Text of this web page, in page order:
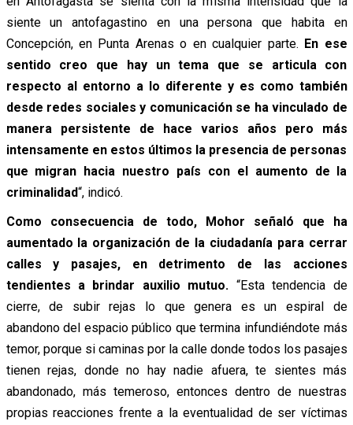
siente un antofagastino en una persona que habita en
Concepción, en Punta Arenas o en cualquier parte. En ese
sentido creo que hay un tema que se articula con
respecto al entorno a lo diferente y es como también
desde redes sociales y comunicación se ha vinculado de
manera persistente de hace varios años pero más
intensamente en estos últimos la presencia de personas
que migran hacia nuestro país con el aumento de la
criminalidad“, indicó.
Como consecuencia de todo, Mohor señaló que ha
aumentado la organización de la ciudadanía para cerrar
calles y pasajes, en detrimento de las acciones
tendientes a brindar auxilio mutuo. “Esta tendencia de
cierre, de subir rejas lo que genera es un espiral de
abandono del espacio público que termina infundiéndote más
temor, porque si caminas por la calle donde todos los pasajes
tienen rejas, donde no hay nadie afuera, te sientes más
abandonado, más temeroso, entonces dentro de nuestras
propias reacciones frente a la eventualidad de ser víctimas